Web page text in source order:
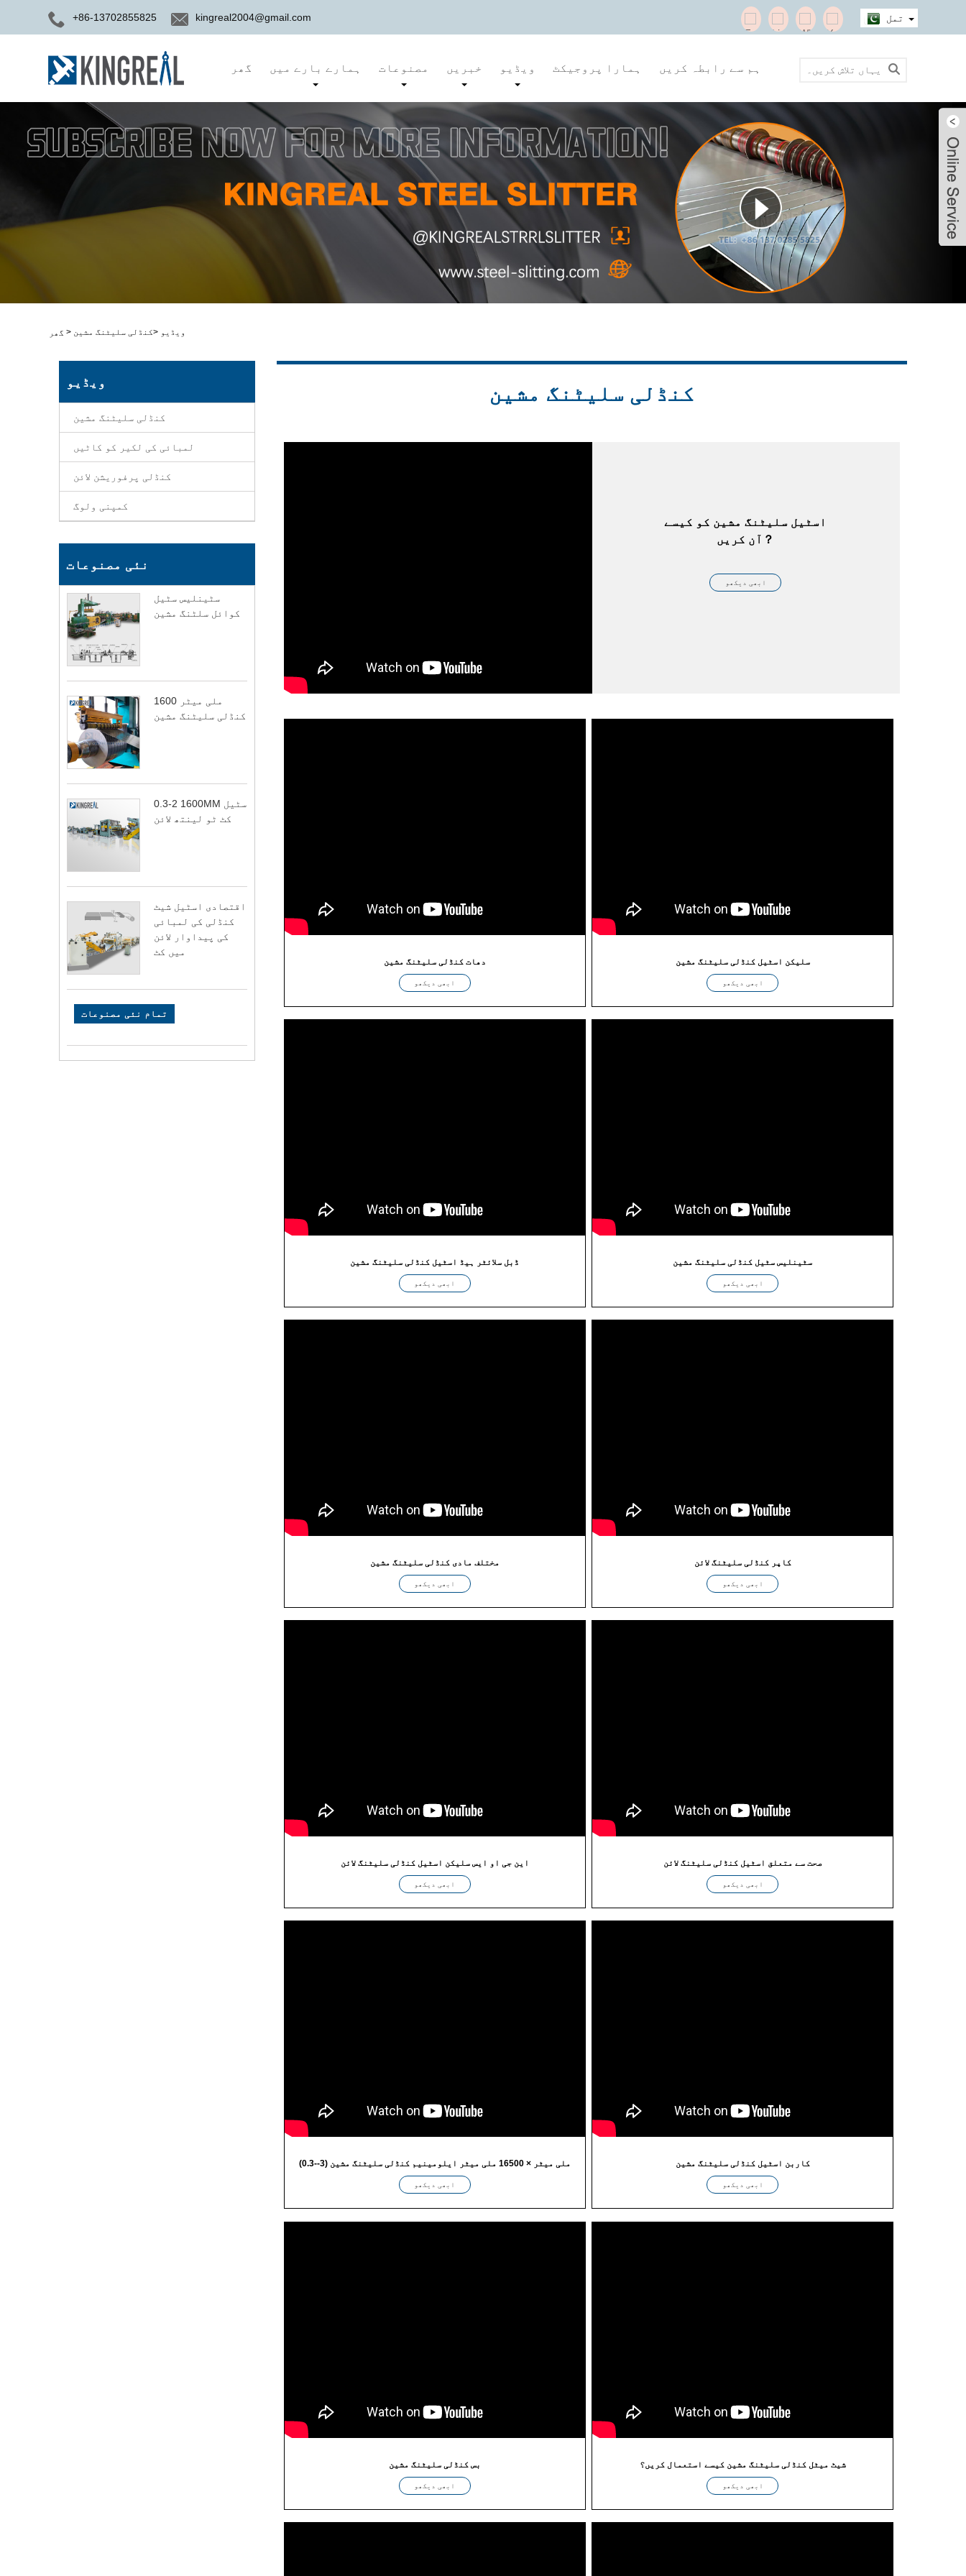
+86-13702855825 kingreal2004@gmail.com تمل
گھر ہمارے بارے میں مصنوعات خبریں ویڈیو ہمارا پروجیکٹ ہم سے رابطہ کریں
گھر > ویڈیو >کنڈلی سلیٹنگ مشین
ویڈیو
کنڈلی سلیٹنگ مشین
لمبائی کی لکیر کو کاٹیں
کنڈلی پرفوریشن لائن
کمپنی ولوگ
نئی مصنوعات
سٹینلیس سٹیل
کوائل سلٹنگ مشین
1600 ملی میٹر
کنڈلی سلیٹنگ مشین
0.3-2 1600MM سٹیل
کٹ ٹو لینتھ لائن
اقتصادی اسٹیل شیٹ
کنڈلی کی لمبائی
کی پیداوار لائن
میں کٹ
تمام نئی مصنوعات
کنڈلی سلیٹنگ مشین
اسٹیل سلیٹنگ مشین کو کیسے
آن کریں？
ابھی دیکھو
دھات کنڈلی سلیٹنگ مشین
ابھی دیکھو
سلیکن اسٹیل کنڈلی سلیٹنگ مشین
ابھی دیکھو
ڈبل سلائٹر ہیڈ اسٹیل کنڈلی سلیٹنگ مشین
ابھی دیکھو
سٹینلیس سٹیل کنڈلی سلیٹنگ مشین
ابھی دیکھو
مختلف مادی کنڈلی سلیٹنگ مشین
ابھی دیکھو
کاپر کنڈلی سلیٹنگ لائن
ابھی دیکھو
این جی او ایس سلیکن اسٹیل کنڈلی سلیٹنگ لائن
ابھی دیکھو
صحت سے متعلق اسٹیل کنڈلی سلیٹنگ لائن
ابھی دیکھو
(0.3--3) ملی میٹر × 16500 ملی میٹر ایلومینیم کنڈلی سلیٹنگ مشین
ابھی دیکھو
کاربن اسٹیل کنڈلی سلیٹنگ مشین
ابھی دیکھو
بس کنڈلی سلیٹنگ مشین
ابھی دیکھو
شیٹ میٹل کنڈلی سلیٹنگ مشین کیسے استعمال کریں؟
ابھی دیکھو